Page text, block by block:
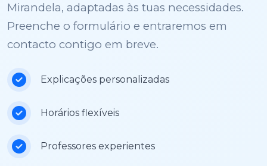
Mirandela, adaptadas às tuas necessidades.
Preenche o formulário e entraremos em
contacto contigo em breve.
Explicações personalizadas
Horários flexíveis
Professores experientes